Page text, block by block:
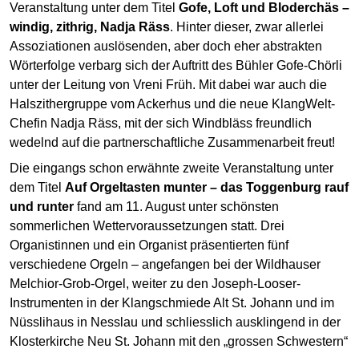
Veranstaltung unter dem Titel Gofe, Loft und Bloderchäs –
windig, zithrig, Nadja Räss. Hinter dieser, zwar allerlei
Assoziationen auslösenden, aber doch eher abstrakten
Wörterfolge verbarg sich der Auftritt des Bühler Gofe-Chörli
unter der Leitung von Vreni Früh. Mit dabei war auch die
Halszithergruppe vom Ackerhus und die neue KlangWelt-
Chefin Nadja Räss, mit der sich Windbläss freundlich
wedelnd auf die partnerschaftliche Zusammenarbeit freut!
Die eingangs schon erwähnte zweite Veranstaltung unter
dem Titel Auf Orgeltasten munter – das Toggenburg rauf
und runter fand am 11. August unter schönsten
sommerlichen Wettervoraussetzungen statt. Drei
Organistinnen und ein Organist präsentierten fünf
verschiedene Orgeln – angefangen bei der Wildhauser
Melchior-Grob-Orgel, weiter zu den Joseph-Looser-
Instrumenten in der Klangschmiede Alt St. Johann und im
Nüsslihaus in Nesslau und schliesslich ausklingend in der
Klosterkirche Neu St. Johann mit den „grossen Schwestern“